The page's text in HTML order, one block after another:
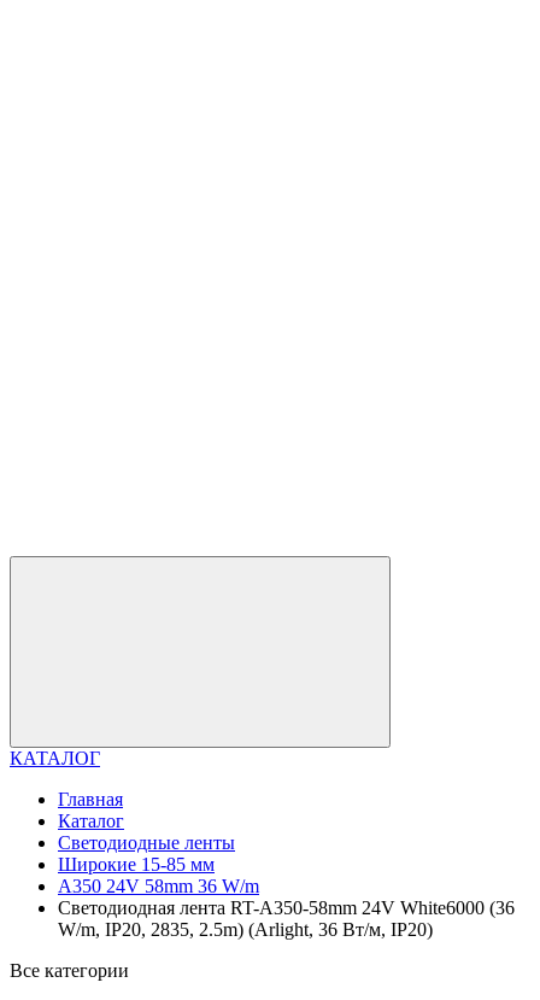
КАТАЛОГ
Главная
Каталог
Светодиодные ленты
Широкие 15-85 мм
A350 24V 58mm 36 W/m
Светодиодная лента RT-A350-58mm 24V White6000 (36
W/m, IP20, 2835, 2.5m) (Arlight, 36 Вт/м, IP20)
Все категории